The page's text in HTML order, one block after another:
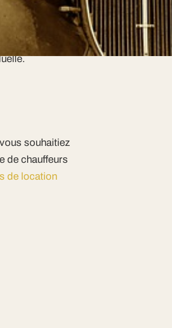
champagne,
souhaitiez
de chauffeurs
de location